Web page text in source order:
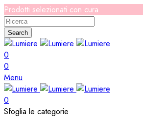
Prodotti selezionati con cura
Search
0
0
Menu
0
Sfoglia le categorie